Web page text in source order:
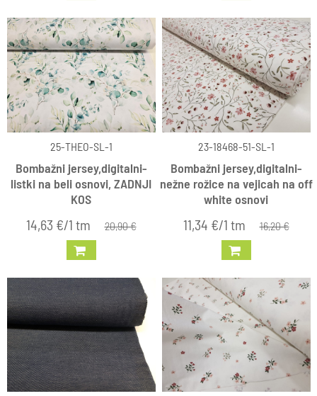
25-THEO-SL-1
Bombažni jersey,digitalni-
listki na beli osnovi, ZADNJI
KOS
14,63 €/1 tm 20,90 €
23-18468-51-SL-1
Bombažni jersey,digitalni-
nežne rožice na vejicah na off
white osnovi
11,34 €/1 tm 16,20 €